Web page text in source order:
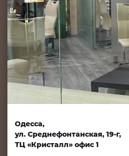
Одесса,
ул. Среднефонтанская, 19-г,
ТЦ «Кристалл» офис 1